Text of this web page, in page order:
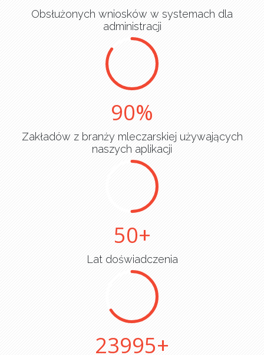
Obsłużonych wniosków w systemach dla
administracji
90
Zakładów z branży mleczarskiej używających
naszych aplikacji
50
Lat doświadczenia
25000